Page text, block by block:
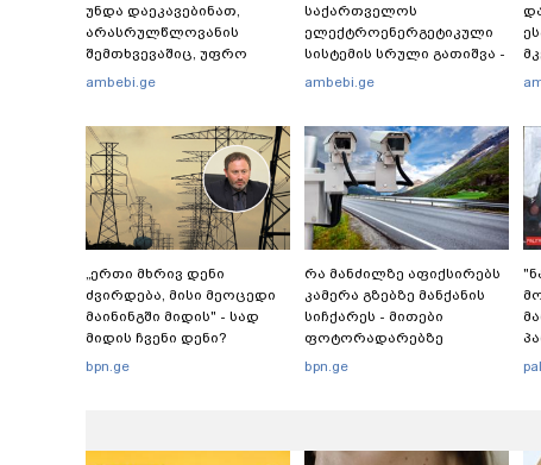
უნდა დაეკავებინათ,
არასრულწლოვანის
შემთხვევაშიც, უფრო
მსუბუქი ვარიანტი ძნელი
აღსრულდა განჩინება
ღამე" - იურისტები
ambebi.ge
საქართველოს
ელექტროენერგეტიკული
სისტემის სრული გათიშვა -
რას ამბობს სემეკ-ის
ambebi.ge
-
„ერთი მხრივ დენი
ძვირდება, მისი მეოცედი
მაინინგში მიდის" - სად
მიდის ჩვენი დენი?
bpn.ge
რა მანძილზე აფიქსირებს
კამერა გზებზე მანქანის
სიჩქარეს - მითები
ფოტორადარებზე
bpn.ge